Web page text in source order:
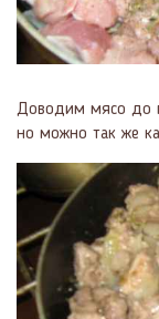
Доводим мясо до
но можно так же